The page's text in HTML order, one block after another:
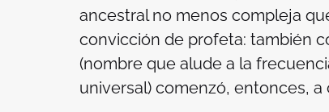
ancestral no menos compleja
convicción de profeta: también
(nombre que alude a la
universal) comenzó, entonces,